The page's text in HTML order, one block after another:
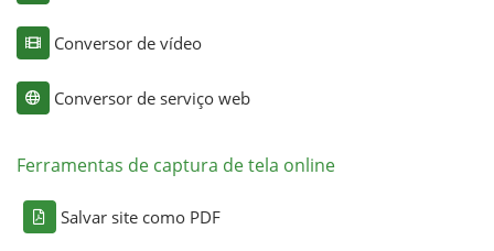
Conversor de vídeo
Conversor de serviço web
Ferramentas de captura de tela online
Salvar site como PDF